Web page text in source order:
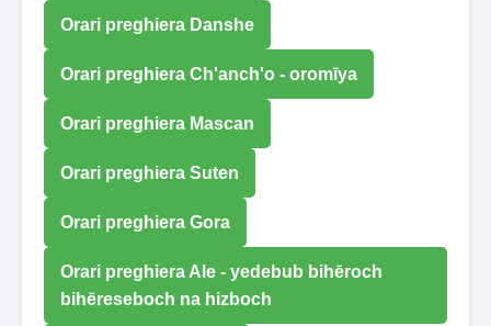
Orari preghiera Danshe
Orari preghiera Ch'anch'o - oromīya
Orari preghiera Mascan
Orari preghiera Suten
Orari preghiera Gora
Orari preghiera Ale - yedebub bihēroch
bihēreseboch na hizboch